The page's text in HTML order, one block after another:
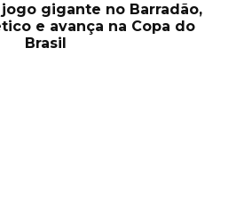
gigante no Barradão,
e avança na Copa do
Brasil